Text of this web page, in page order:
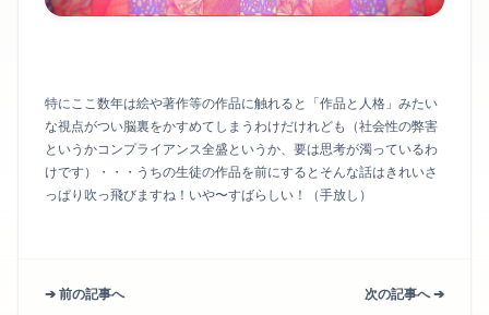
特にここ数年は絵や著作等の作品に触れると「作品と人格」みたい
な視点がつい脳裏をかすめてしまうわけだけれども（社会性の弊害
というかコンプライアンス全盛というか、要は思考が濁っているわ
けです）・・・うちの生徒の作品を前にするとそんな話はきれいさ
っぱり吹っ飛びますね！いや〜すばらしい！（手放し）
➔ 前の記事へ 次の記事へ ➔